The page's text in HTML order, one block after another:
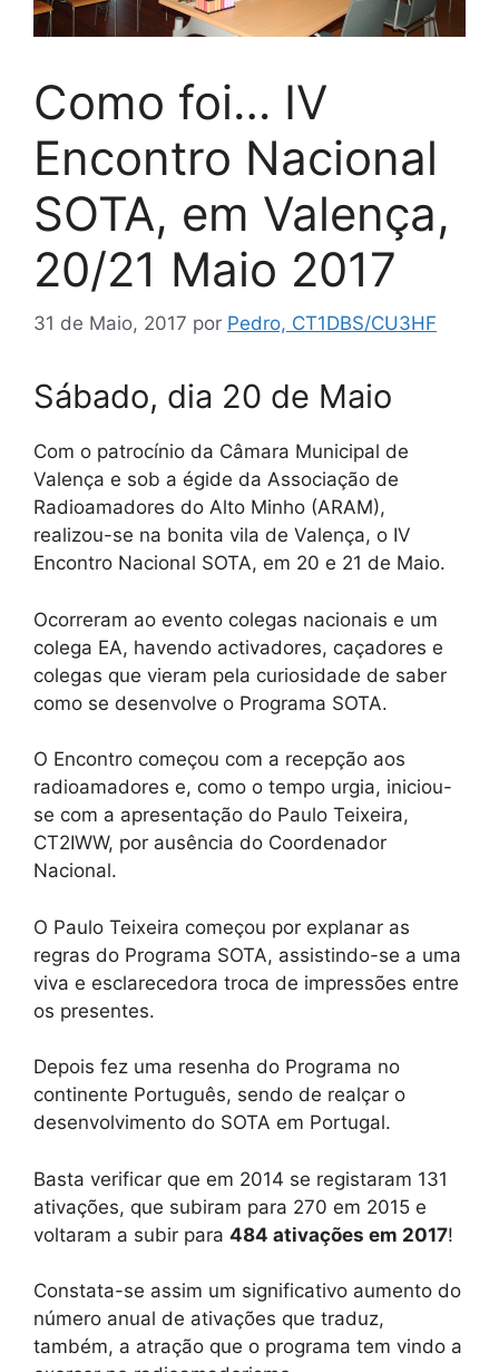
Como foi… IV
Encontro Nacional
SOTA, em Valença,
20/21 Maio 2017
31 de Maio, 2017 por Pedro, CT1DBS/CU3HF
Sábado, dia 20 de Maio
Com o patrocínio da Câmara Municipal de
Valença e sob a égide da Associação de
Radioamadores do Alto Minho (ARAM),
realizou-se na bonita vila de Valença, o IV
Encontro Nacional SOTA, em 20 e 21 de Maio.
Ocorreram ao evento colegas nacionais e um
colega EA, havendo activadores, caçadores e
colegas que vieram pela curiosidade de saber
como se desenvolve o Programa SOTA.
O Encontro começou com a recepção aos
radioamadores e, como o tempo urgia, iniciou-
se com a apresentação do Paulo Teixeira,
CT2IWW, por ausência do Coordenador
Nacional.
O Paulo Teixeira começou por explanar as
regras do Programa SOTA, assistindo-se a uma
viva e esclarecedora troca de impressões entre
os presentes.
Depois fez uma resenha do Programa no
continente Português, sendo de realçar o
desenvolvimento do SOTA em Portugal.
Basta verificar que em 2014 se registaram 131
ativações, que subiram para 270 em 2015 e
voltaram a subir para 484 ativações em 2017!
Constata-se assim um significativo aumento do
número anual de ativações que traduz,
também, a atração que o programa tem vindo a